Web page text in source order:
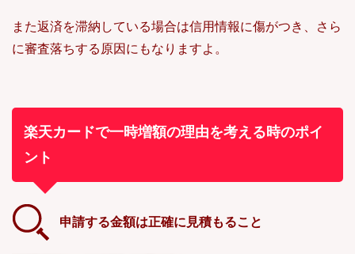
また返済を滞納している場合は信用情報に傷がつき、さら
に審査落ちする原因にもなりますよ。
楽天カードで一時増額の理由を考える時のポイ
ント
申請する金額は正確に見積もること